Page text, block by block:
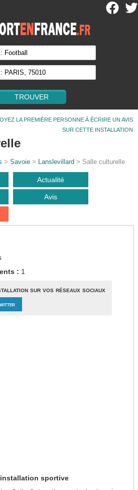
LA PREMIÈRE PERSONNE À ÉCRIRE UN AVIS
SUR CETTE INSTALLATION
>Savoie > Lanslevillard > Salle culturelle
Actualité
Avis
: 1
sur vos réseaux sociaux
sportive